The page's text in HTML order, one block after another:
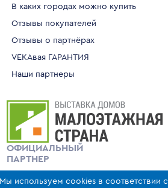
Мы используем cookies в соответствии с
В каких городах можно купить
Отзывы покупателей
Отзывы о партнёрах
VEKAвая ГАРАНТИЯ
Наши партнеры
ОФИЦИАЛЬНЫЙ
ПАРТНЕР